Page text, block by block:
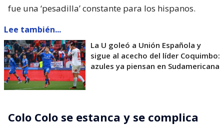
fue una ‘pesadilla’ constante para los hispanos.
Lee también...
La U goleó a Unión Española y
sigue al acecho del líder Coquimbo:
azules ya piensan en Sudamericana
Colo Colo se estanca y se complica